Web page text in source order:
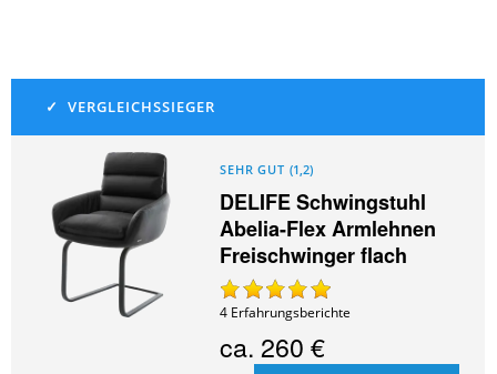
SEHR GUT (1,2)
DELIFE Schwingstuhl
Abelia-Flex Armlehnen
Freischwinger flach
4 Erfahrungsberichte
ca. 260 €